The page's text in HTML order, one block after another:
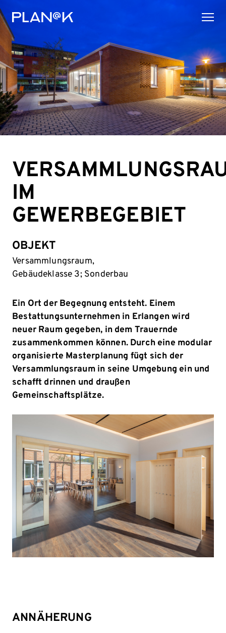
IM
GEWERBEGEBIET
OBJEKT
Versammlungsraum,
Gebäudeklasse 3; Sonderbau
Ein Ort der Begegnung entsteht. Einem
Bestattungsunternehmen in Erlangen wird
neuer Raum gegeben, in dem Trauernde
zusammenkommen können. Durch eine modular
organisierte Masterplanung fügt sich der
Versammlungsraum in seine Umgebung ein und
schafft drinnen und draußen
Gemeinschaftsplätze.
ANNÄHERUNG